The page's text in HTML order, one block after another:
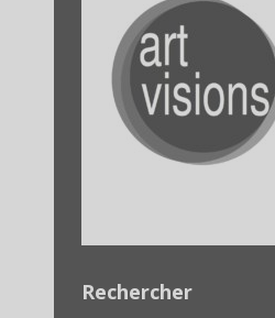
Rechercher